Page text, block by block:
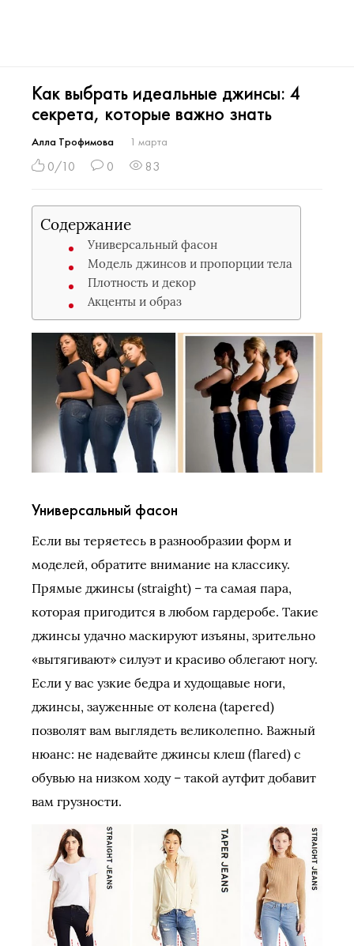
Как выбрать идеальные джинсы: 4
секрета, которые важно знать
Алла Трофимова 1 марта
0/10 0 83
Содержание
Универсальный фасон
Модель джинсов и пропорции тела
Плотность и декор
Акценты и образ
Универсальный фасон
Если вы теряетесь в разнообразии форм и
моделей, обратите внимание на классику.
Прямые джинсы (straight) – та самая пара,
которая пригодится в любом гардеробе. Такие
джинсы удачно маскируют изъяны, зрительно
«вытягивают» силуэт и красиво облегают ногу.
Если у вас узкие бедра и худощавые ноги,
джинсы, зауженные от колена (tapered)
позволят вам выглядеть великолепно. Важный
нюанс: не надевайте джинсы клеш (flared) с
обувью на низком ходу – такой аутфит добавит
вам грузности.